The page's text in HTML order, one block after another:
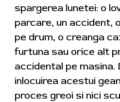
spargerea lunetei: o
parcare, un accident,
pe drum, o creanga
furtuna sau orice alt
accidental pe masina.
inlocuirea acestui
proces greoi si nici